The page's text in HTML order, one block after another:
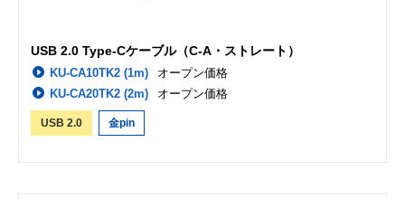
USB 2.0 Type-Cケーブル（C-A・ストレート）
KU-CA10TK2 (1m)
オープン価格
KU-CA20TK2 (2m)
オープン価格
USB 2.0 金pin